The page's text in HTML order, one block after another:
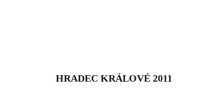
HRADEC KRÁLOVÉ 2011